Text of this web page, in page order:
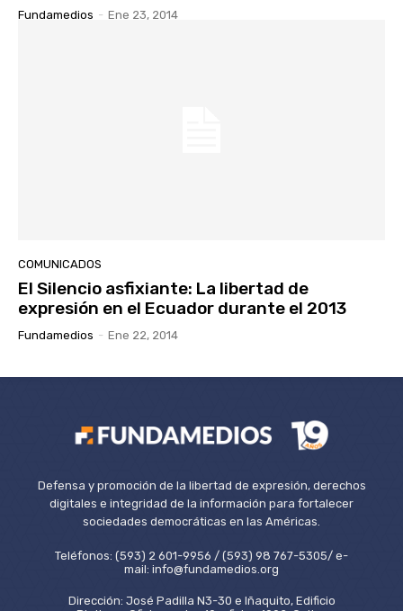
Fundamedios - Ene 23, 2014
COMUNICADOS
El Silencio asfixiante: La libertad de
expresión en el Ecuador durante el 2013
Fundamedios - Ene 22, 2014
Defensa y promoción de la libertad de expresión, derechos
digitales e integridad de la información para fortalecer
sociedades democráticas en las Américas.
Teléfonos: (593) 2 601-9956 / (593) 98 767-5305/ e-
mail: info@fundamedios.org
Dirección: José Padilla N3-30 e Iñaquito, Edificio